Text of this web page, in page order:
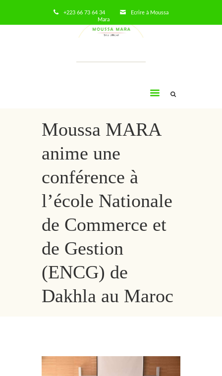
+223 66 73 64 34
Ecrire à Moussa
Mara
Moussa MARA
anime une
conférence à
l’école Nationale
de Commerce et
de Gestion
(ENCG) de
Dakhla au Maroc